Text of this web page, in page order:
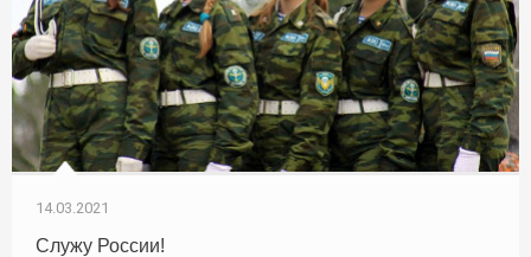
14.03.2021
Служу России!